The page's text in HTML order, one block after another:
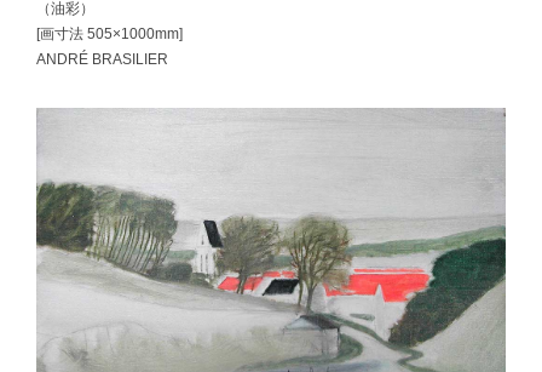
（油彩）
[画寸法 505×1000mm]
ANDRÉ BRASILIER